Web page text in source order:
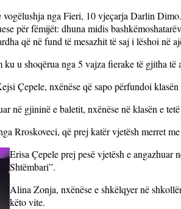
vogëlushja nga Fieri, 10 vjeçarja Darlin
për fëmijët: dhuna midis
që në fund të mesazhit të saj i lëshoi
u shoqërua nga 5 vajza fierake të gjitha
Çepele, nxënëse që sapo përfundoi
në gjininë e baletit, nxënëse në klasën e
Rroskoveci, që prej katër vjetësh merret
Erisa Çepele prej pesë vjetësh e
Shtëmbari”.
Alina Zonja, nxënëse e shkëlqyer në
këto vite.